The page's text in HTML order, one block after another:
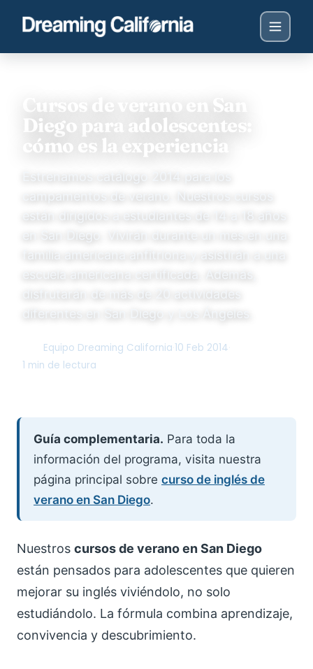
Cursos de verano en San
Diego para adolescentes:
cómo es la experiencia
Estrenamos catálogo 2014 para los
campamentos de verano. Nuestros cursos
están dirigidos a estudiantes de 14 a 18 años
en San Diego. Vivirán durante un mes en una
familia americana anfitriona y asistirán a una
escuela americana certificada. Además,
disfrutarán de más de 20 actividades
diferentes en San Diego y Los Ángeles.
Equipo Dreaming California 10 Feb 2014
1 min de lectura
Guía complementaria. Para toda la
información del programa, visita nuestra
página principal sobre curso de inglés de
verano en San Diego.
Nuestros cursos de verano en San Diego
están pensados para adolescentes que quieren
mejorar su inglés viviéndolo, no solo
estudiándolo. La fórmula combina aprendizaje,
convivencia y descubrimiento.